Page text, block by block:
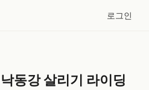
로그인
동강 살리기 라이딩